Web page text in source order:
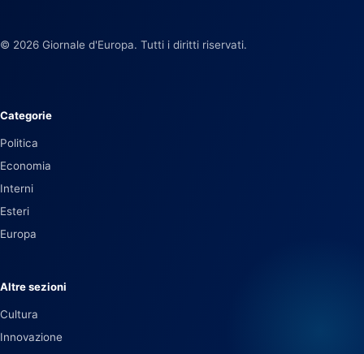
© 2026 Giornale d'Europa. Tutti i diritti riservati.
Categorie
Politica
Economia
Interni
Esteri
Europa
Altre sezioni
Cultura
Innovazione